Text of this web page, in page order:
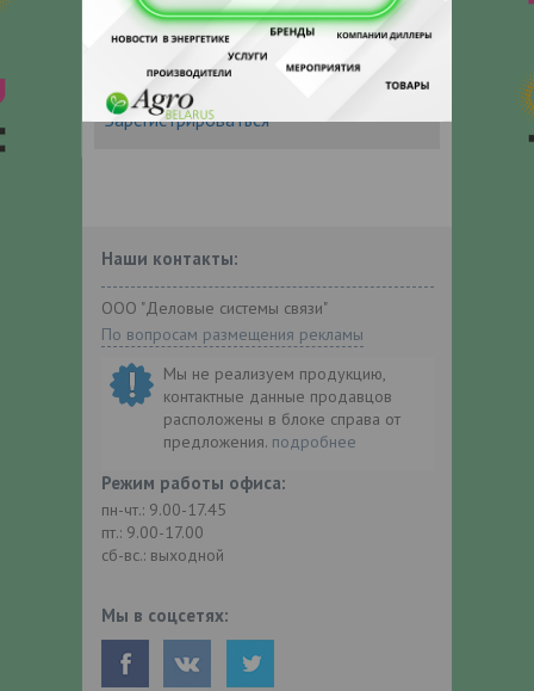
Чтобы оставить комментарий или
выставить рейтинг, нужно
или
Зарегистрироваться
Наши контакты:
ООО "Деловые системы связи"
По вопросам размещения рекламы
Мы не реализуем продукцию,
контактные данные продавцов
расположены в блоке справа от
предложения. подробнее
Режим работы офиса:
пн-чт.: 9.00-17.45
пт.: 9.00-17.00
сб-вс.: выходной
Мы в соцсетях: